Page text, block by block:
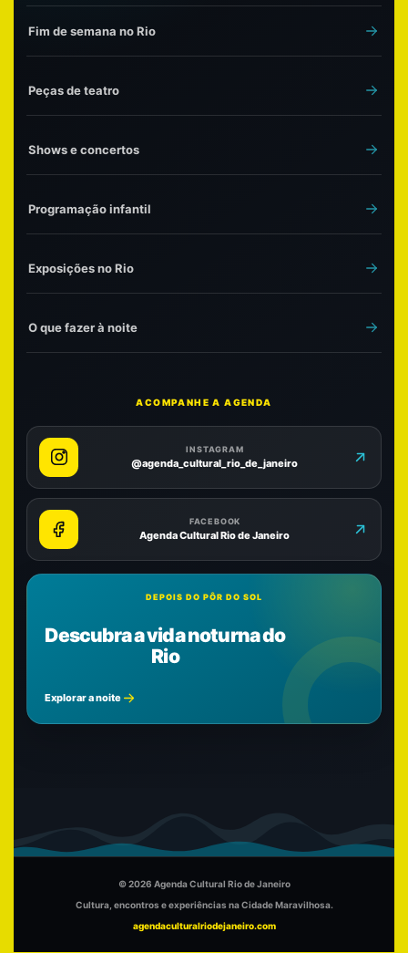
Fim de semana no Rio
Peças de teatro
Shows e concertos
Programação infantil
Exposições no Rio
O que fazer à noite
ACOMPANHE A AGENDA
INSTAGRAM
@agenda_cultural_rio_de_janeiro
FACEBOOK
Agenda Cultural Rio de Janeiro
DEPOIS DO PÔR DO SOL
Descubra a vida noturna do
Rio
Explorar a noite
© 2026 Agenda Cultural Rio de Janeiro
Cultura, encontros e experiências na Cidade Maravilhosa.
agendaculturalriodejaneiro.com